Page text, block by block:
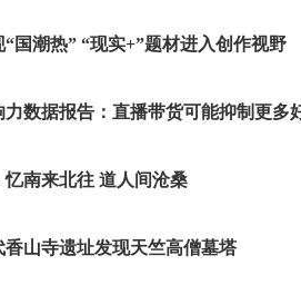
“国潮热” “现实+”题材进入创作视野
力数据报告：直播带货可能抑制更多
忆南来北往 道人间沧桑
香山寺遗址发现天竺高僧墓塔